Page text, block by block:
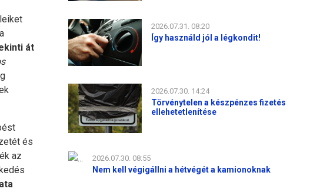
át
és
az
2026.07.31. 08:20
Így használd jól a légkondit!
2026.07.30. 14:24
Törvénytelen a készpénzes fizetés
ellehetetlenítése
2026.07.30. 08:55
Nem kell végigállni a hétvégét a kamionoknak